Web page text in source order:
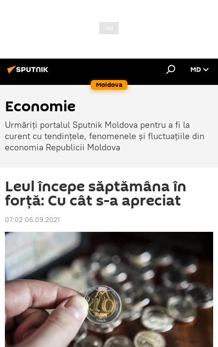
Moldova
MD
Economie
Urmăriți portalul Sputnik Moldova pentru a fi la
curent cu tendințele, fenomenele și fluctuațiile din
economia Republicii Moldova
Leul începe săptămâna în
forță: Cu cât s-a apreciat
07:02 06.09.2021